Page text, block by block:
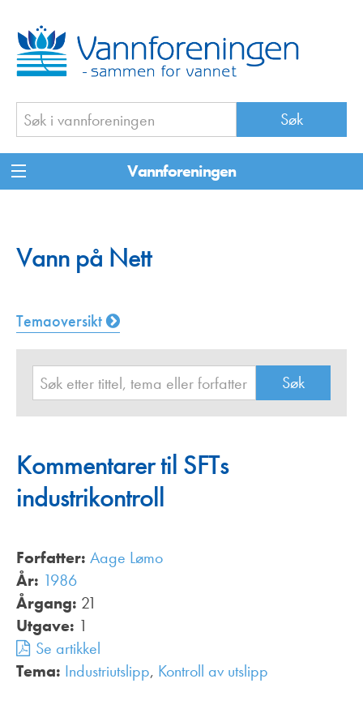
Vannforeningen
Vann på Nett
Temaoversikt
Kommentarer til SFTs
industrikontroll
Forfatter: Aage Lømo
År: 1986
Årgang: 21
Utgave: 1
Se artikkel
Tema: Industriutslipp, Kontroll av utslipp